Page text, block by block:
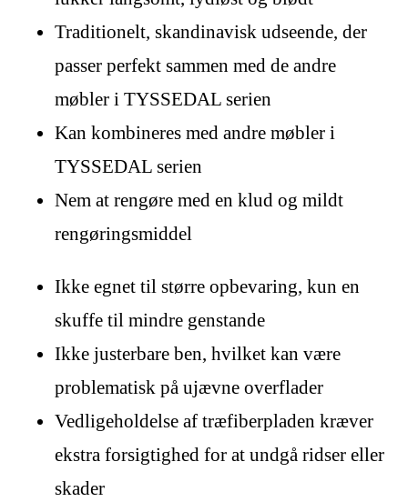
Traditionelt, skandinavisk udseende, der
passer perfekt sammen med de andre
møbler i TYSSEDAL serien
Kan kombineres med andre møbler i
TYSSEDAL serien
Nem at rengøre med en klud og mildt
rengøringsmiddel
Ikke egnet til større opbevaring, kun en
skuffe til mindre genstande
Ikke justerbare ben, hvilket kan være
problematisk på ujævne overflader
Vedligeholdelse af træfiberpladen kræver
ekstra forsigtighed for at undgå ridser eller
skader